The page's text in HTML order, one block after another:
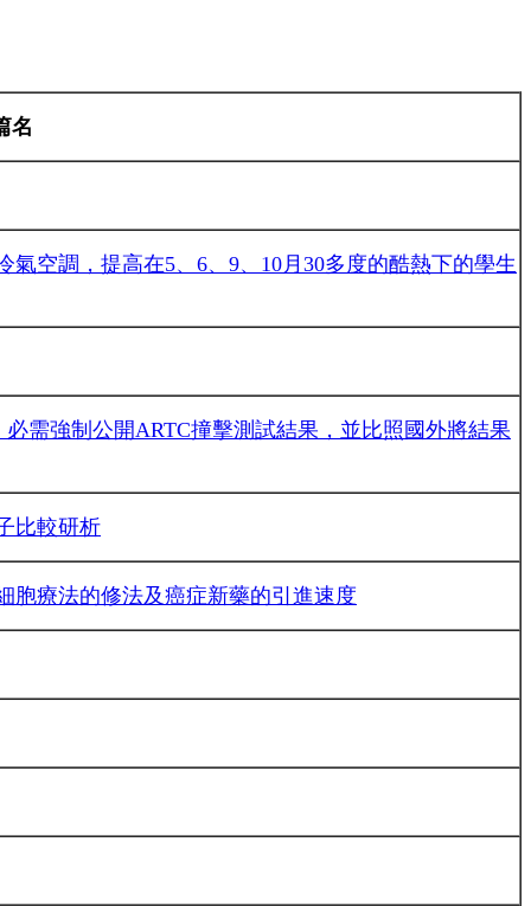
名
空調，提高在5、6、9、10月30多度的酷熱下的學生
需強制公開ARTC撞擊測試結果，並比照國外將結果
比較研析
胞療法的修法及癌症新藥的引進速度